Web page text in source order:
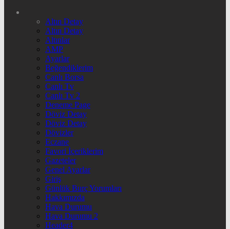
Altın Detay
Altın Detay
Altınlar
AMP
Ayarlar
Beğendiklerim
Canlı Borsa
Canlı Tv
Canlı Tv 2
Deneme Page
Döviz Detay
Döviz Detay
Dövizler
Eczane
Favori İçeriklerim
Gazeteler
Genel Ayarlar
Giriş
Günlük Burç Yorumları
Hakkımızda
Hava Durumu
Hava Durumu 2
Header4